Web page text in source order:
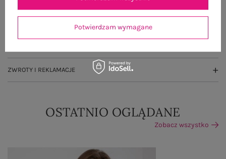
ZWROTY I REKLAMACJE
OSTATNIO OGLĄDANE
Zobacz wszystko
Potwierdzam wymagane